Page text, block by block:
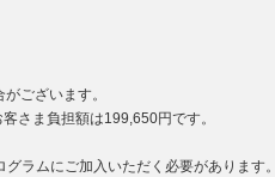
ございます。
さま負担額は199,650円です。
ラムにご加入いただく必要があります。